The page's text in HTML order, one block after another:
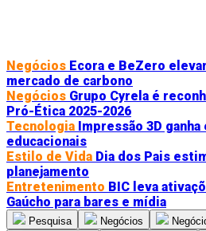
Negócios Ecora e BeZero
mercado de carbono
Negócios Grupo Cyrela é
Pró-Ética 2025-2026
Tecnologia Impressão 3D
educacionais
Estilo de Vida Dia dos Pais
planejamento
Entretenimento BIC leva
Gaúcho para bares e mídia
Pesquisa Negócios